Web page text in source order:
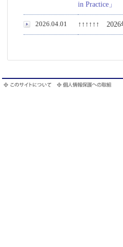
in Practice」
2026.04.01 ↑↑↑↑↑↑